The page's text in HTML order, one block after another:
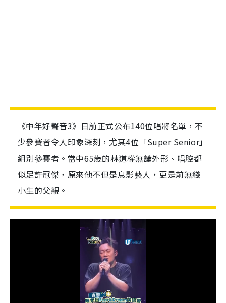
《中年好聲音3》日前正式公布140位唱將名單，不
少參賽者令人印象深刻，尤其4位「Super Senior」
組別參賽者。當中65歲的林道權無論外形、唱腔都
似足許冠傑，原來他不但是息影藝人，更是前無綫
小生的父親。